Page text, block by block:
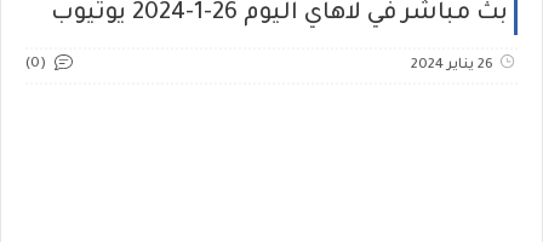
بث مباشر في لاهاي اليوم 26-1-2024 يوتيوب
26 يناير 2024 (0)